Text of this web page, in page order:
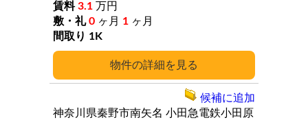
詳細
3.1 万円
0 ヶ月 1 ヶ月
1K
神奈川県秦野市南矢名 小田急電鉄小田原
候補に追加